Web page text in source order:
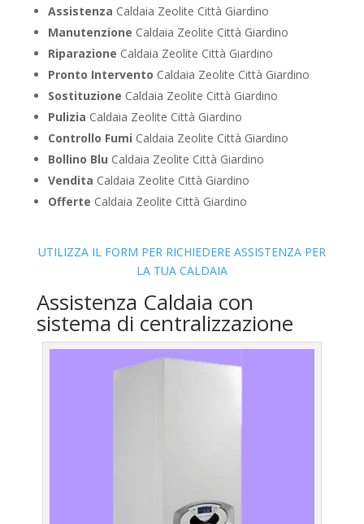
Assistenza Caldaia Zeolite Città Giardino
Manutenzione Caldaia Zeolite Città Giardino
Riparazione Caldaia Zeolite Città Giardino
Pronto Intervento Caldaia Zeolite Città Giardino
Sostituzione Caldaia Zeolite Città Giardino
Pulizia Caldaia Zeolite Città Giardino
Controllo Fumi Caldaia Zeolite Città Giardino
Bollino Blu Caldaia Zeolite Città Giardino
Vendita Caldaia Zeolite Città Giardino
Offerte Caldaia Zeolite Città Giardino
UTILIZZA IL FORM PER RICHIEDERE ASSISTENZA PER
LA TUA CALDAIA
Assistenza Caldaia con
sistema di centralizzazione